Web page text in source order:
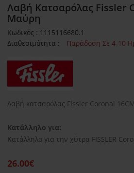
Λαβή Κατσαρόλας Fissler
Μαύρη
Κωδικός : 1115116680.1
Διαθεσιμότητα :
Παράδοση Σε 4-10
Λαβή κατσαρόλας Fissler Coronal
Κατάλληλο για:
Κατάλληλο για την χύτρα FISSLER
26.00€